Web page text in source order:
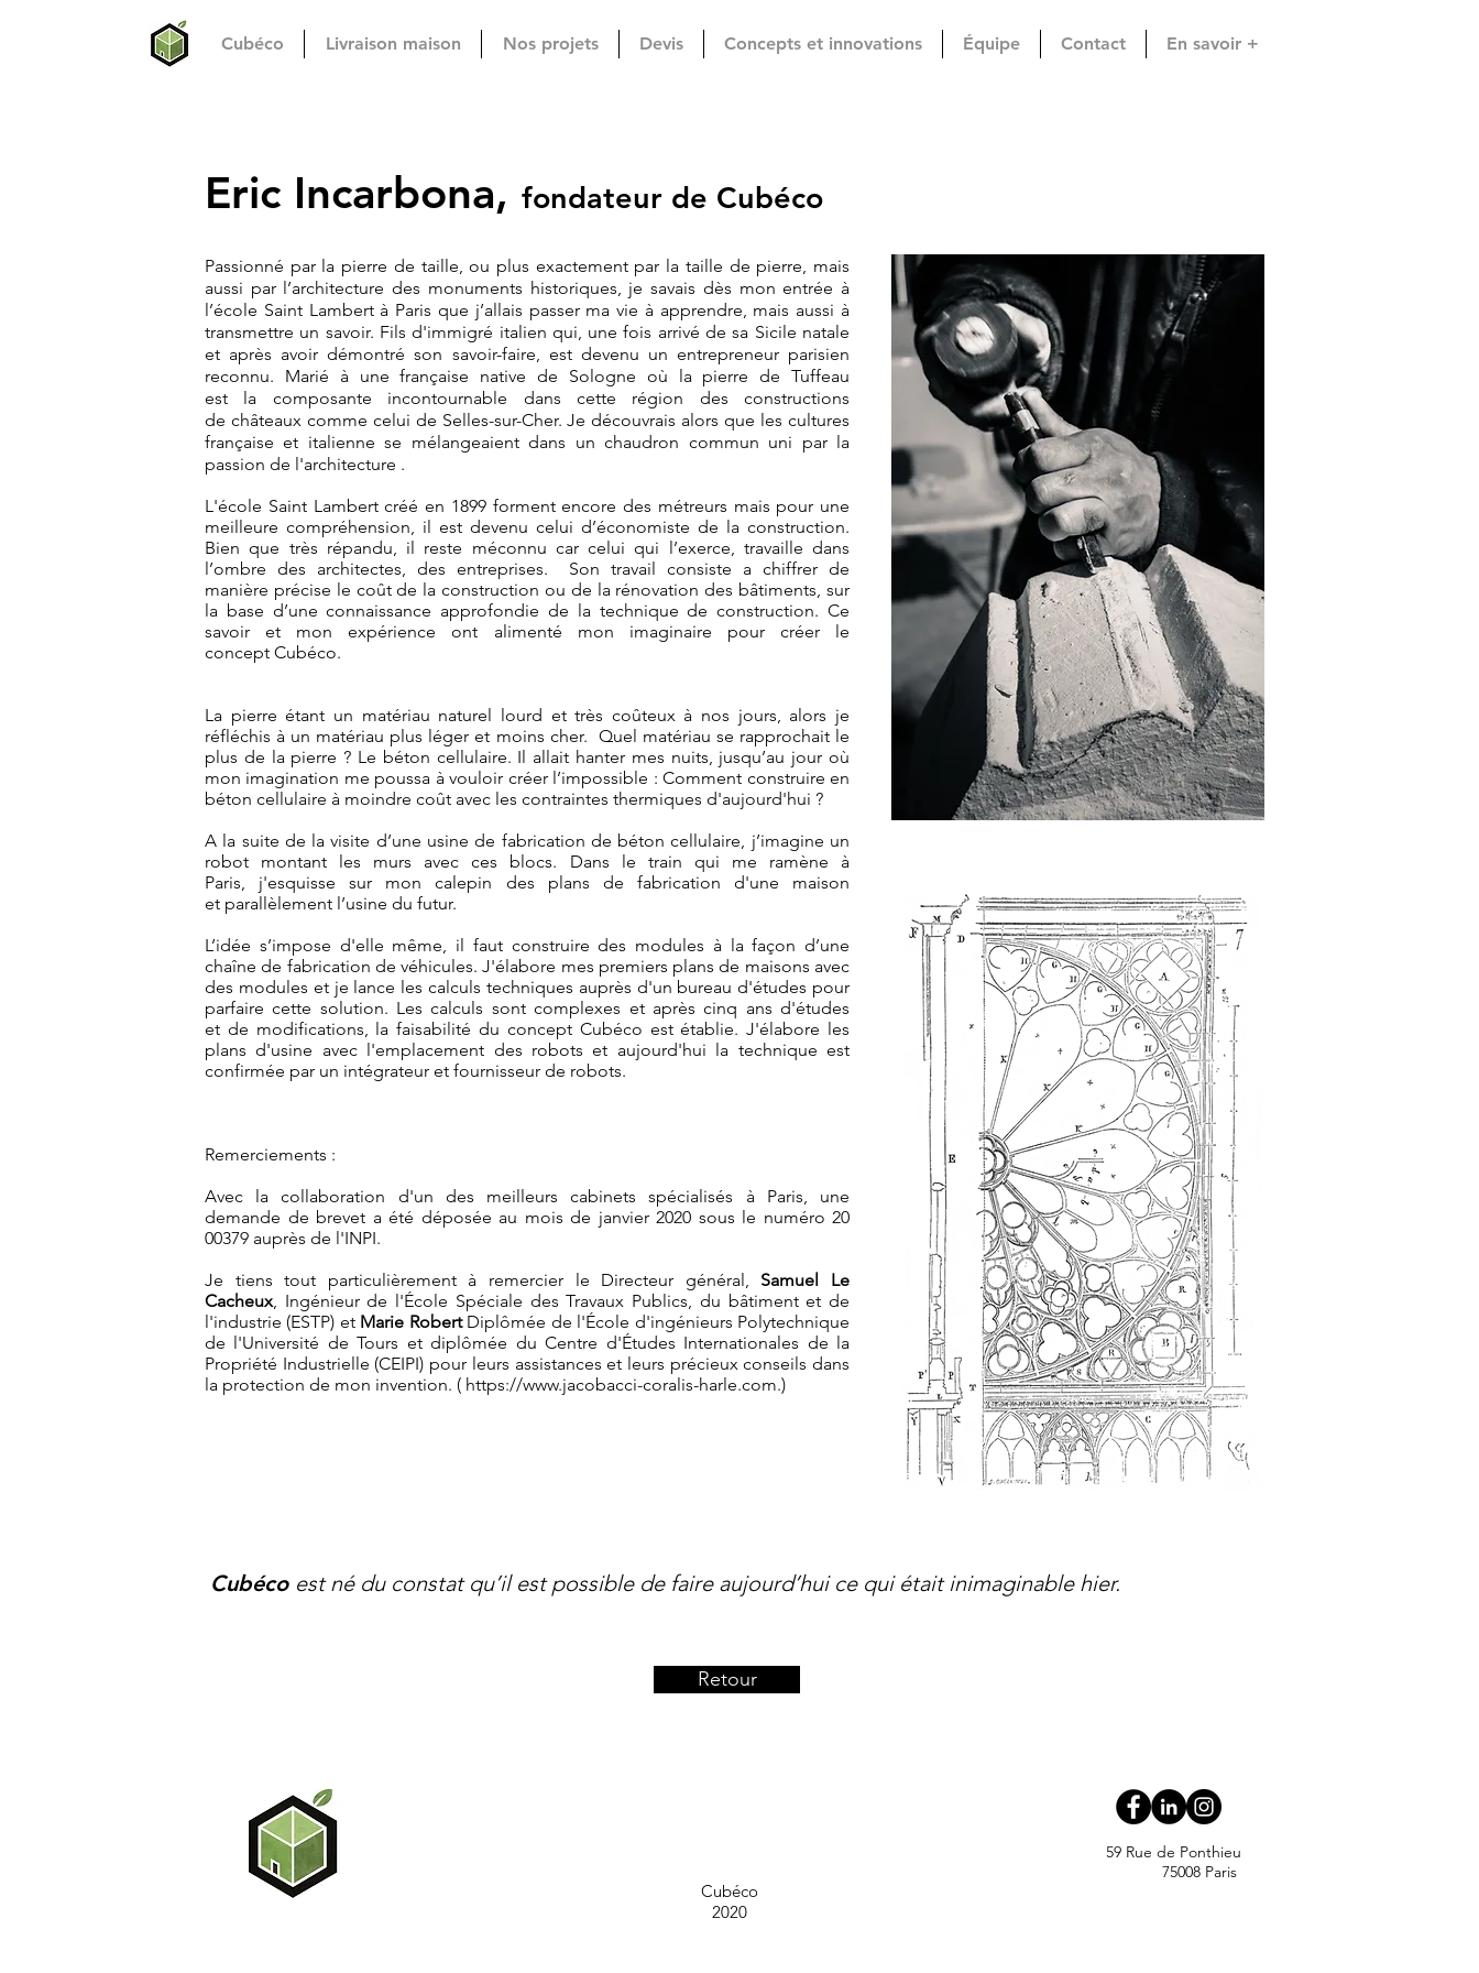
Cubéco Livraison maison Nos projets Devis Concepts et innovations Équipe Contact En savoir +
Eric Incarbona, fondateur de Cubéco
Passionné par la pierre de taille, ou plus exactement par la taille de pierre, mais
aussi par l’architecture des monuments historiques, je savais dès mon entrée à
l’école Saint Lambert à Paris que j’allais passer ma vie à apprendre, mais aussi à
transmettre un savoir. Fils d'immigré italien qui, une fois arrivé de sa Sicile natale
et après avoir démontré son savoir-faire, est devenu un entrepreneur parisien
reconnu. Marié à une française native de Sologne où la pierre de Tuffeau
est la composante incontournable dans cette région des constructions
de châteaux comme celui de Selles-sur-Cher. Je découvrais alors que les cultures
française et italienne se mélangeaient dans un chaudron commun uni par la
passion de l'architecture .
L'école Saint Lambert créé en 1899 forment encore des métreurs mais pour une
meilleure compréhension, il est devenu celui d’économiste de la construction.
Bien que très répandu, il reste méconnu car celui qui l’exerce, travaille dans
l’ombre des architectes, des entreprises. Son travail consiste a chiffrer de
manière précise le coût de la construction ou de la rénovation des bâtiments, sur
la base d’une connaissance approfondie de la technique de construction. Ce
savoir et mon expérience ont alimenté mon imaginaire pour créer le
concept Cubéco.
La pierre étant un matériau naturel lourd et très coûteux à nos jours, alors je
réfléchis à un matériau plus léger et moins cher. Quel matériau se rapprochait le
plus de la pierre ? Le béton cellulaire. Il allait hanter mes nuits, jusqu’au jour où
mon imagination me poussa à vouloir créer l’impossible : Comment construire en
béton cellulaire à moindre coût avec les contraintes thermiques d'aujourd'hui ?
A la suite de la visite d’une usine de fabrication de béton cellulaire, j’imagine un
robot montant les murs avec ces blocs. Dans le train qui me ramène à
Paris, j'esquisse sur mon calepin des plans de fabrication d'une maison
et parallèlement l’usine du futur.
L’idée s’impose d'elle même, il faut construire des modules à la façon d’une
chaîne de fabrication de véhicules. J'élabore mes premiers plans de maisons avec
des modules et je lance les calculs techniques auprès d'un bureau d'études pour
parfaire cette solution. Les calculs sont complexes et après cinq ans d'études
et de modifications, la faisabilité du concept Cubéco est établie. J'élabore les
plans d'usine avec l'emplacement des robots et aujourd'hui la technique est
confirmée par un intégrateur et fournisseur de robots.
Remerciements :
Avec la collaboration d'un des meilleurs cabinets spécialisés à Paris, une
demande de brevet a été déposée au mois de janvier 2020 sous le numéro 20
00379 auprès de l'INPI.
Je tiens tout particulièrement à remercier le Directeur général, Samuel Le
Cacheux, Ingénieur de l'École Spéciale des Travaux Publics, du bâtiment et de
l'industrie (ESTP) et Marie RobertDiplômée de l'École d'ingénieurs Polytechnique
de l'Université de Tours et diplômée du Centre d'Études Internationales de la
Propriété Industrielle (CEIPI) pour leurs assistances et leurs précieux conseils dans
la protection de mon invention. ( https://www.jacobacci-coralis-harle.com.)
Cubéco est né du constat qu’il est possible de faire aujourd’hui ce qui était inimaginable hier.
Retour
Cubéco
2020
59 Rue de Ponthieu
75008 Paris